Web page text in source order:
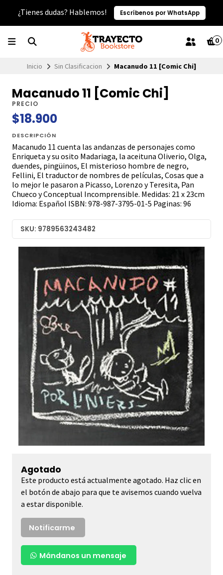
¿Tienes dudas? Hablemos! Escríbenos por WhatsApp
0
Inicio Sin Clasificacion Macanudo 11 [Comic Chi]
Macanudo 11 [Comic Chi]
PRECIO
$18.900
DESCRIPCIÓN
Macanudo 11 cuenta las andanzas de personajes como
Enriqueta y su osito Madariaga, la aceituna Oliverio, Olga,
duendes, pingüinos, El misterioso hombre de negro,
Fellini, El traductor de nombres de películas, Cosas que a
lo mejor le pasaron a Picasso, Lorenzo y Teresita, Pan
Chueco y Conceptual Incomprensible. Medidas: 21 x 23cm
Idioma: Español ISBN: 978-987-3795-01-5 Paginas: 96
SKU: 9789563243482
Agotado
Este producto está actualmente agotado. Haz clic en
el botón de abajo para que te avisemos cuando vuelva
a estar disponible.
Notificarme
Mándanos un mensaje